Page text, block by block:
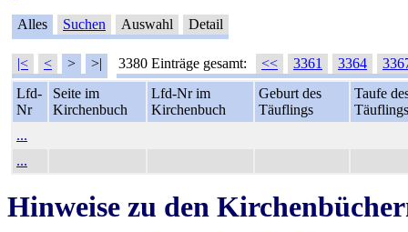
Alles Suchen Auswahl Detail
|< < > >| 3380 Einträge gesamt: << 3361 3364
Lfd-
Nr
Seite im
Kirchenbuch
Lfd-Nr im
Kirchenbuch
Geburt des
Täuflings
Taufe
Täuflings
...
...
Hinweise zu den